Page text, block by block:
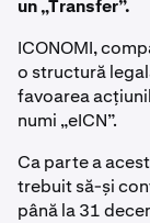
un „Transfer”.
ICONOMI,
o structură
favoarea
numi „eICN”.
Ca parte a
trebuit să-și
până la 31